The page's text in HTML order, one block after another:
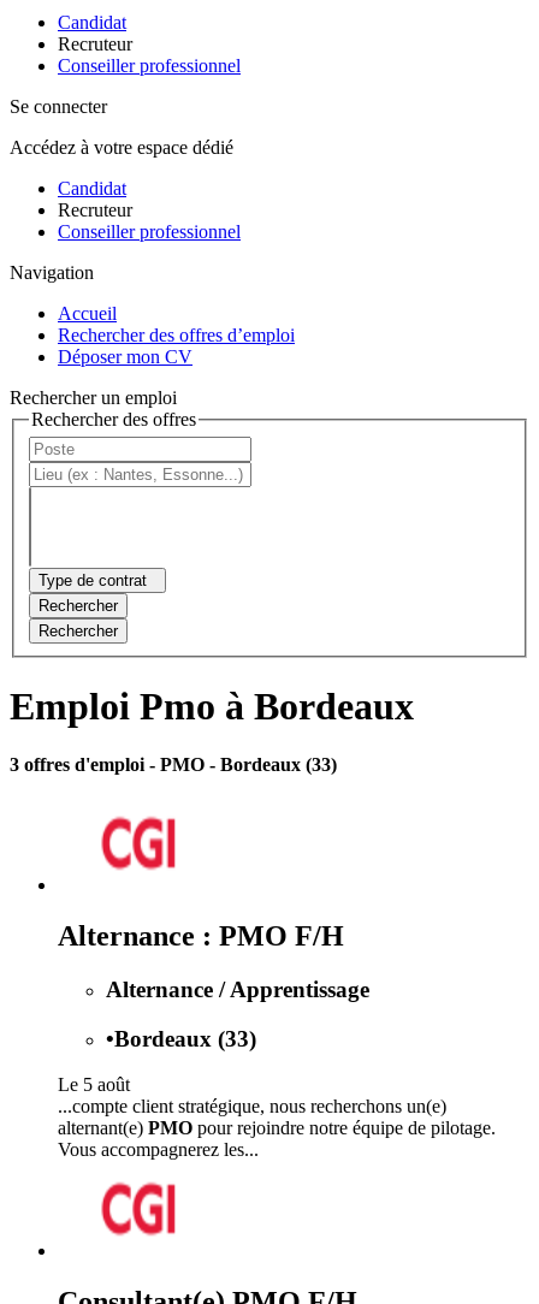
Candidat
Recruteur
Conseiller professionnel
Se connecter
Accédez à votre espace dédié
Candidat
Recruteur
Conseiller professionnel
Navigation
Accueil
Rechercher des offres d’emploi
Déposer mon CV
Rechercher un emploi
Rechercher des offres
Type de contrat
Rechercher
Rechercher
Emploi Pmo à Bordeaux
3 offres d'emploi - PMO - Bordeaux (33)
Alternance : PMO F/H
Alternance / Apprentissage
•Bordeaux (33)
Le 5 août
...compte client stratégique, nous recherchons un(e)
alternant(e) PMO pour rejoindre notre équipe de pilotage.
Vous accompagnerez les...